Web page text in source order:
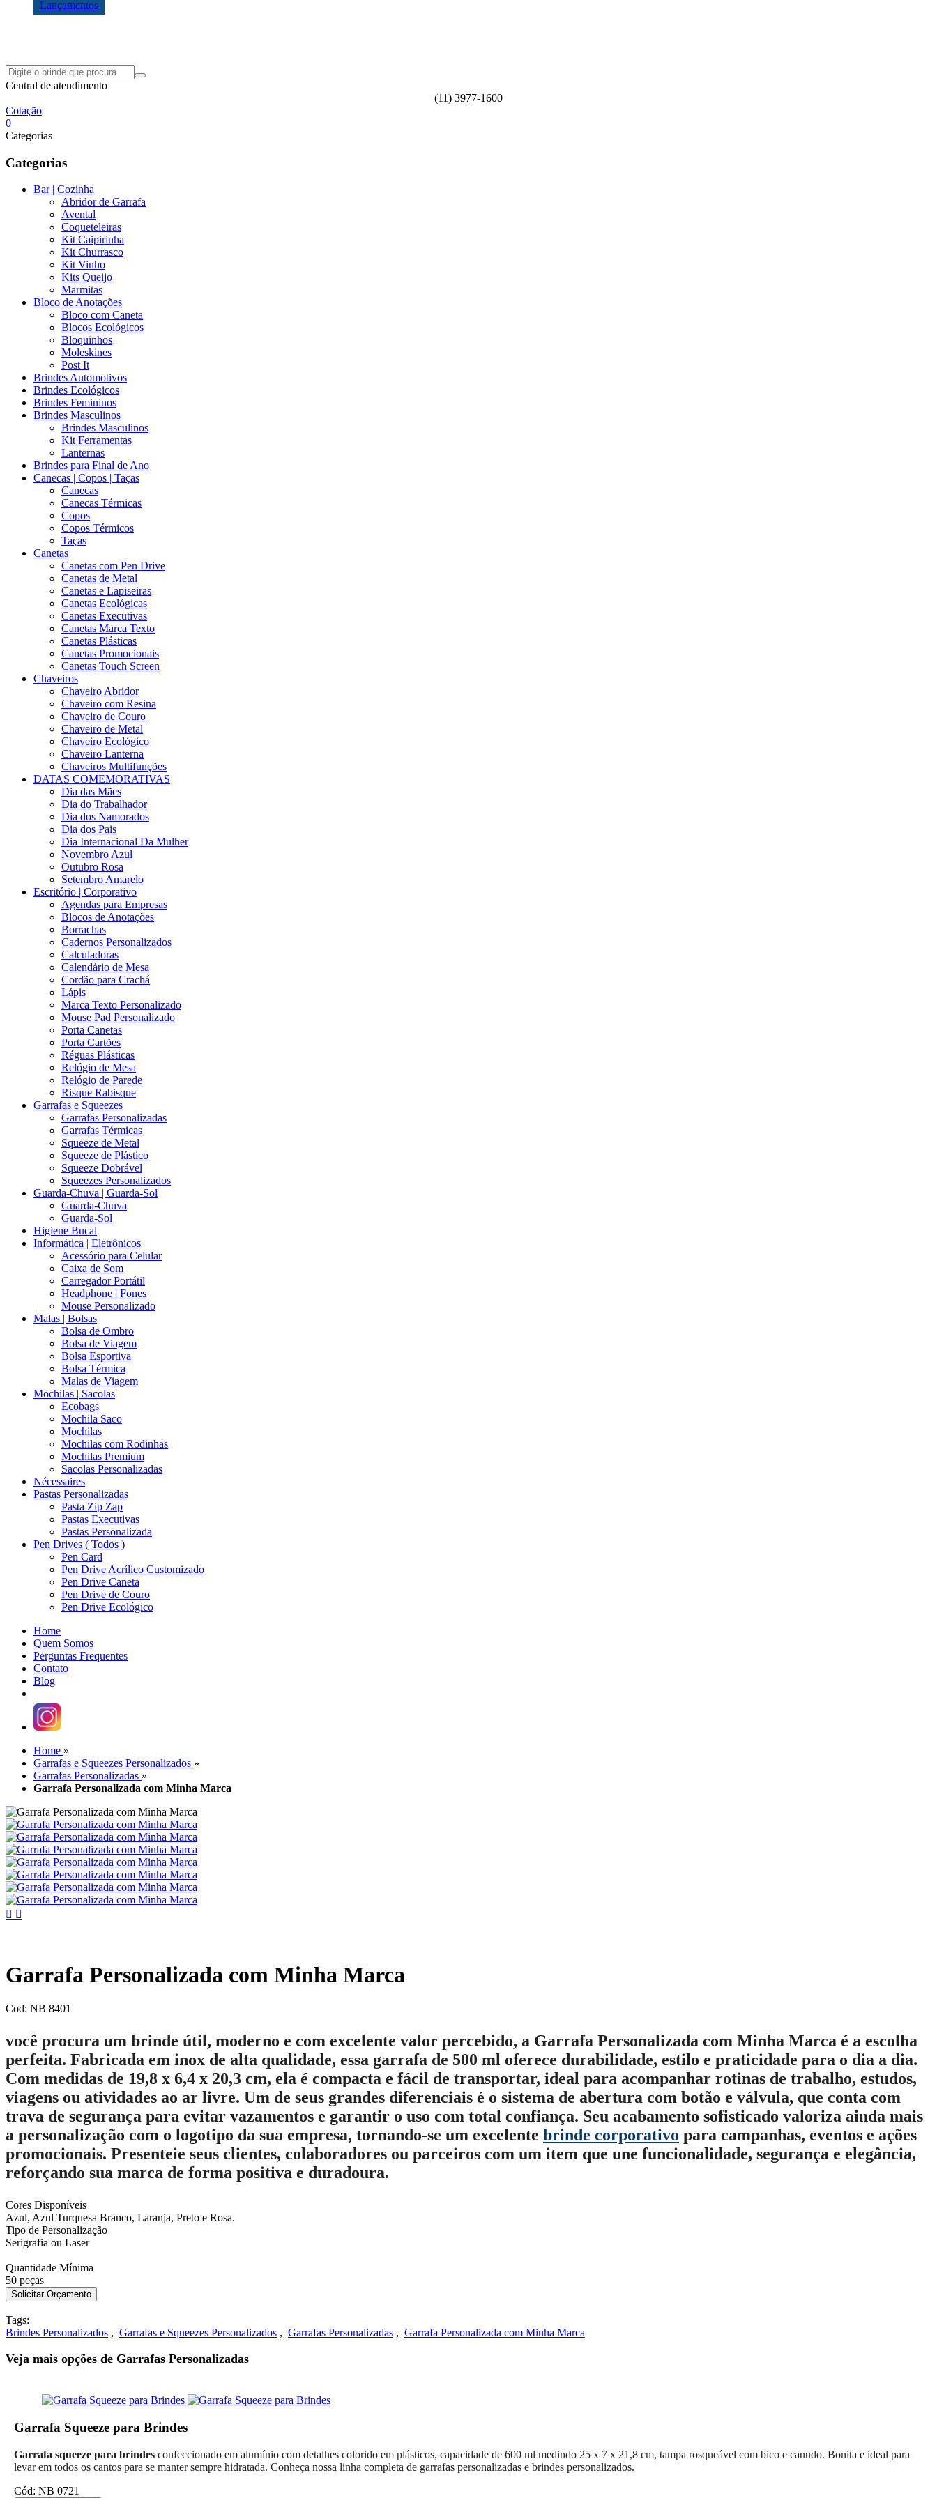
Central de atendimento
(11) 3977-1600
Cotação
0
Categorias
Categorias
Bar | Cozinha
Abridor de Garrafa
Avental
Coqueteleiras
Kit Caipirinha
Kit Churrasco
Kit Vinho
Kits Queijo
Marmitas
Bloco de Anotações
Bloco com Caneta
Blocos Ecológicos
Bloquinhos
Moleskines
Post It
Brindes Automotivos
Brindes Ecológicos
Brindes Femininos
Brindes Masculinos
Brindes Masculinos
Kit Ferramentas
Lanternas
Brindes para Final de Ano
Canecas | Copos | Taças
Canecas
Canecas Térmicas
Copos
Copos Térmicos
Taças
Canetas
Canetas com Pen Drive
Canetas de Metal
Canetas e Lapiseiras
Canetas Ecológicas
Canetas Executivas
Canetas Marca Texto
Canetas Plásticas
Canetas Promocionais
Canetas Touch Screen
Chaveiros
Chaveiro Abridor
Chaveiro com Resina
Chaveiro de Couro
Chaveiro de Metal
Chaveiro Ecológico
Chaveiro Lanterna
Chaveiros Multifunções
DATAS COMEMORATIVAS
Dia das Mães
Dia do Trabalhador
Dia dos Namorados
Dia dos Pais
Dia Internacional Da Mulher
Novembro Azul
Outubro Rosa
Setembro Amarelo
Escritório | Corporativo
Agendas para Empresas
Blocos de Anotações
Borrachas
Cadernos Personalizados
Calculadoras
Calendário de Mesa
Cordão para Crachá
Lápis
Marca Texto Personalizado
Mouse Pad Personalizado
Porta Canetas
Porta Cartões
Réguas Plásticas
Relógio de Mesa
Relógio de Parede
Risque Rabisque
Garrafas e Squeezes
Garrafas Personalizadas
Garrafas Térmicas
Squeeze de Metal
Squeeze de Plástico
Squeeze Dobrável
Squeezes Personalizados
Guarda-Chuva | Guarda-Sol
Guarda-Chuva
Guarda-Sol
Higiene Bucal
Informática | Eletrônicos
Acessório para Celular
Caixa de Som
Carregador Portátil
Headphone | Fones
Mouse Personalizado
Malas | Bolsas
Bolsa de Ombro
Bolsa de Viagem
Bolsa Esportiva
Bolsa Térmica
Malas de Viagem
Mochilas | Sacolas
Ecobags
Mochila Saco
Mochilas
Mochilas com Rodinhas
Mochilas Premium
Sacolas Personalizadas
Nécessaires
Pastas Personalizadas
Pasta Zip Zap
Pastas Executivas
Pastas Personalizada
Pen Drives ( Todos )
Pen Card
Pen Drive Acrílico Customizado
Pen Drive Caneta
Pen Drive de Couro
Pen Drive Ecológico
Home
Quem Somos
Perguntas Frequentes
Contato
Blog
Lançamentos
Home »
Garrafas e Squeezes Personalizados »
Garrafas Personalizadas »
Garrafa Personalizada com Minha Marca
 
Garrafa Personalizada com Minha Marca
Cod: NB 8401
você procura um brinde útil, moderno e com excelente valor percebido, a Garrafa Personalizada com Minha Marca é a escolha
perfeita. Fabricada em inox de alta qualidade, essa garrafa de 500 ml oferece durabilidade, estilo e praticidade para o dia a dia.
Com medidas de 19,8 x 6,4 x 20,3 cm, ela é compacta e fácil de transportar, ideal para acompanhar rotinas de trabalho, estudos,
viagens ou atividades ao ar livre. Um de seus grandes diferenciais é o sistema de abertura com botão e válvula, que conta com
trava de segurança para evitar vazamentos e garantir o uso com total confiança. Seu acabamento sofisticado valoriza ainda mais
a personalização com o logotipo da sua empresa, tornando-se um excelente brinde corporativo para campanhas, eventos e ações
promocionais. Presenteie seus clientes, colaboradores ou parceiros com um item que une funcionalidade, segurança e elegância,
reforçando sua marca de forma positiva e duradoura.
Cores Disponíveis
Azul, Azul Turquesa Branco, Laranja, Preto e Rosa.
Tipo de Personalização
Serigrafia ou Laser
Quantidade Mínima
50 peças
Tags:
Brindes Personalizados , Garrafas e Squeezes Personalizados , Garrafas Personalizadas , Garrafa Personalizada com Minha Marca
Veja mais opções de Garrafas Personalizadas
Garrafa Squeeze para Brindes
Garrafa squeeze para brindes confeccionado em alumínio com detalhes colorido em plásticos, capacidade de 600 ml medindo 25 x 7 x 21,8 cm, tampa rosqueável com bico e canudo. Bonita e ideal para
levar em todos os cantos para se manter sempre hidratada. Conheça nossa linha completa de garrafas personalizadas e brindes personalizados.
Cód: NB 0721